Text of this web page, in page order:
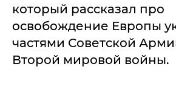
который рассказал про
освобождение Европы
частями Советской
Второй мировой войны.